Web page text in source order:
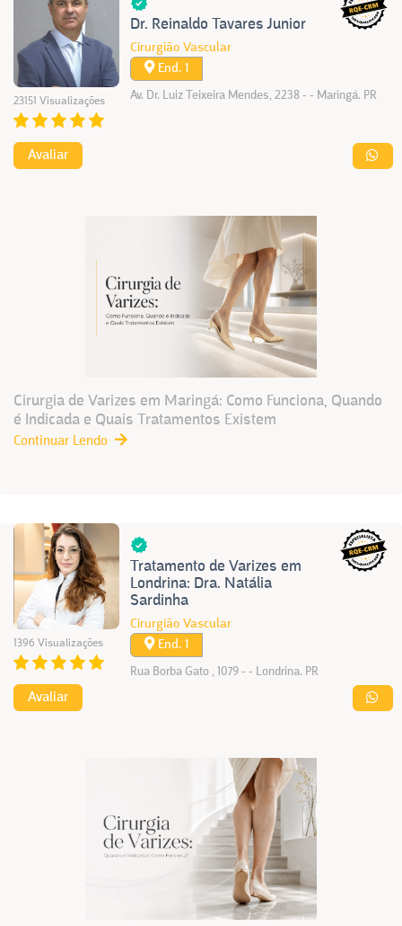
23151 Visualizações
Avaliar
Dr. Reinaldo Tavares Junior
Cirurgião Vascular
End. 1
Av. Dr. Luiz Teixeira Mendes, 2238 - - Maringá. PR
Cirurgia de Varizes em Maringá: Como Funciona, Quando
é Indicada e Quais Tratamentos Existem
Continuar Lendo
1396 Visualizações
Avaliar
Tratamento de Varizes em
Londrina: Dra. Natália
Sardinha
Cirurgião Vascular
End. 1
Rua Borba Gato , 1079 - - Londrina. PR